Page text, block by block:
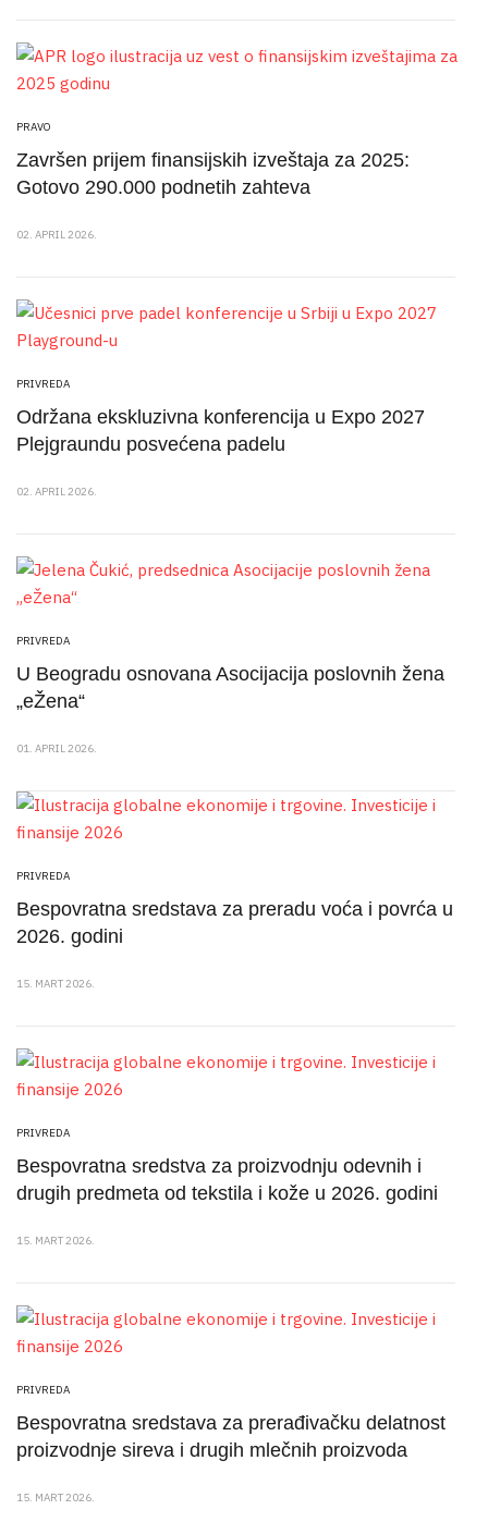
PRAVO
Završen prijem finansijskih izveštaja za 2025:
Gotovo 290.000 podnetih zahteva
02. APRIL 2026.
PRIVREDA
Održana ekskluzivna konferencija u Expo 2027
Plejgraundu posvećena padelu
02. APRIL 2026.
PRIVREDA
U Beogradu osnovana Asocijacija poslovnih žena
„eŽena“
01. APRIL 2026.
PRIVREDA
Bespovratna sredstava za preradu voća i povrća u
2026. godini
15. MART 2026.
PRIVREDA
Bespovratna sredstva za proizvodnju odevnih i
drugih predmeta od tekstila i kože u 2026. godini
15. MART 2026.
PRIVREDA
Bespovratna sredstava za prerađivačku delatnost
proizvodnje sireva i drugih mlečnih proizvoda
15. MART 2026.